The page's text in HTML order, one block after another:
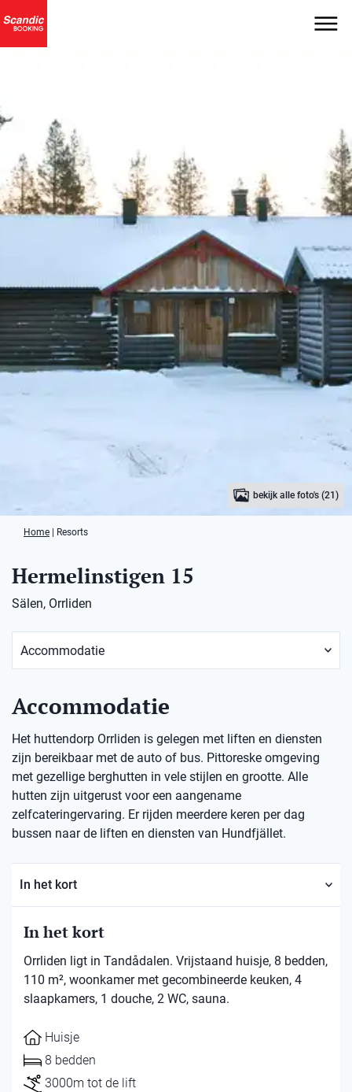
bekijk alle foto's (21)
Home Resorts
Hermelinstigen 15
Sälen, Orrliden
Accommodatie
Het huttendorp Orrliden is gelegen met liften en diensten
zijn bereikbaar met de auto of bus. Pittoreske omgeving
met gezellige berghutten in vele stijlen en grootte. Alle
hutten zijn uitgerust voor een aangename
zelfcateringervaring. Er rijden meerdere keren per dag
bussen naar de liften en diensten van Hundfjället.
In het kort
In het kort
Orrliden ligt in Tandådalen. Vrijstaand huisje, 8 bedden,
110 m², woonkamer met gecombineerde keuken, 4
slaapkamers, 1 douche, 2 WC, sauna.
Huisje
8 bedden
3000m tot de lift